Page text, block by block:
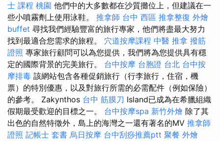
士 課程 桃園 他們中的大多數都在沙質攤位上，但建議在一
些小噴霧劑上使用泳鞋。 推拿師 台中 西區 推拿整復 外燴
buffet 尋找我們經驗豐富的旅行專家，他們將盡最大努力
找到最適合您需求的旅程。 穴道按摩課程 中醫 推拿 撥筋
證照 專家旅行顧問可以為您提供，我們將為您提供具有穩
定的國際背景的完美旅行。 台中按摩 台胞證 台北 台中按
摩排毒 該網站包含各種促銷旅行（行李旅行，住宿，機
票）的特別優惠，以及對旅行所需的必需配件（例如保險）
的參考。 Zakynthos 台中 筋膜刀 Island已成為在希臘組織
假期最受歡迎的目標之一。 台中按摩spa 新竹外燴 除了其
出色的自然特徵外，島上的海灣之一還有著名的MV 推拿師
證照 記帳士 套書 烏日按摩 台中刮痧推薦ptt 聚餐 外燴